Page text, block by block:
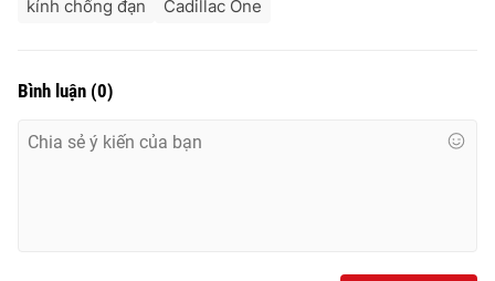
kính chống đạn
Cadillac One
Bình luận (0)